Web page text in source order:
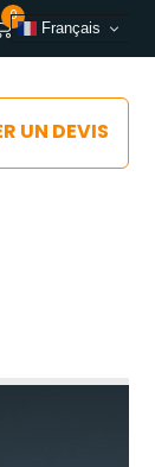
0
Français
UN DEVIS